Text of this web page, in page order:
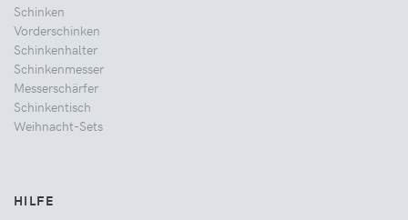
Schinken
Vorderschinken
Schinkenhalter
Schinkenmesser
Messerschärfer
Schinkentisch
Weihnacht-Sets
HILFE